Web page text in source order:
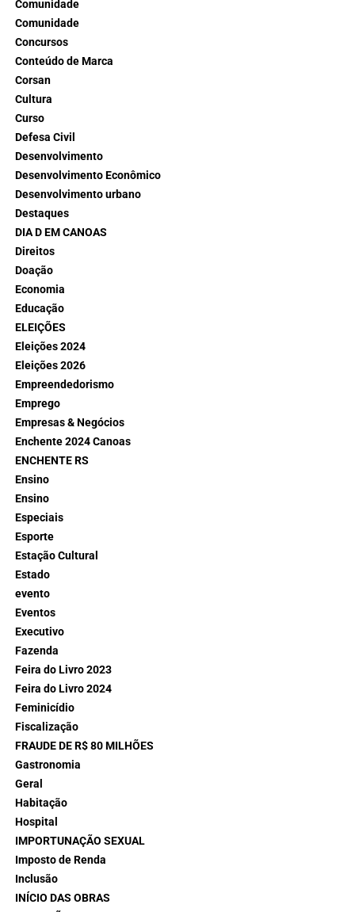
Comunidade
Comunidade
Concursos
Conteúdo de Marca
Corsan
Cultura
Curso
Defesa Civil
Desenvolvimento
Desenvolvimento Econômico
Desenvolvimento urbano
Destaques
DIA D EM CANOAS
Direitos
Doação
Economia
Educação
ELEIÇÕES
Eleições 2024
Eleições 2026
Empreendedorismo
Emprego
Empresas & Negócios
Enchente 2024 Canoas
ENCHENTE RS
Ensino
Ensino
Especiais
Esporte
Estação Cultural
Estado
evento
Eventos
Executivo
Fazenda
Feira do Livro 2023
Feira do Livro 2024
Feminicídio
Fiscalização
FRAUDE DE R$ 80 MILHÕES
Gastronomia
Geral
Habitação
Hospital
IMPORTUNAÇÃO SEXUAL
Imposto de Renda
Inclusão
INÍCIO DAS OBRAS